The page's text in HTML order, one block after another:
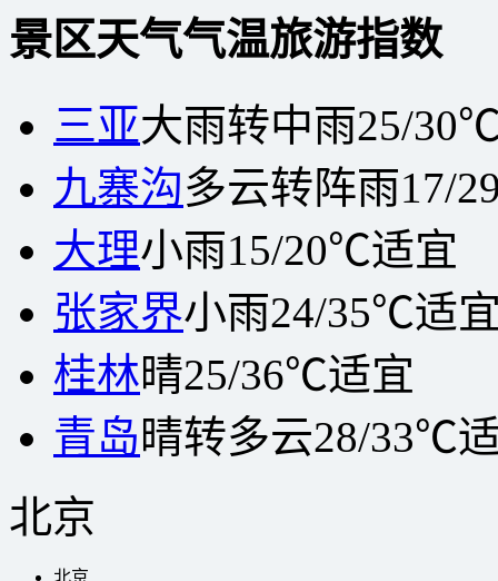
景区天气气温旅游指数
三亚大雨转中雨25/
九寨沟多云转阵雨17/
大理小雨15/20℃适宜
张家界小雨24/35℃适
桂林晴25/36℃适宜
青岛晴转多云28/33℃
北京